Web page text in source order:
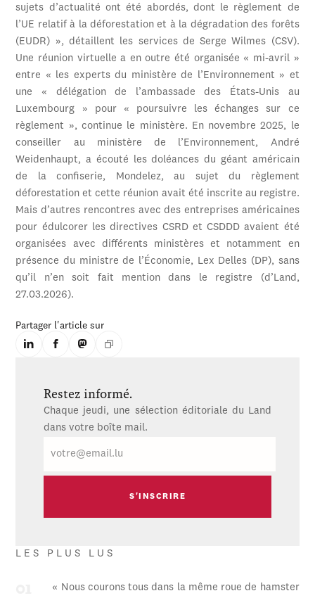
sujets d’actualité ont été abordés, dont le règlement de
l’UE relatif à la déforestation et à la dégradation des forêts
(EUDR) », détaillent les services de Serge Wilmes (CSV).
Une réunion virtuelle a en outre été organisée « mi-avril »
entre « les experts du ministère de l’Environnement » et
une « délégation de l’ambassade des États-Unis au
Luxembourg » pour « poursuivre les échanges sur ce
règlement », continue le ministère. En novembre 2025, le
conseiller au ministère de l’Environnement, André
Weidenhaupt, a écouté les doléances du géant américain
de la confiserie, Mondelez, au sujet du règlement
déforestation et cette réunion avait été inscrite au registre.
Mais d’autres rencontres avec des entreprises américaines
pour édulcorer les directives CSRD et CSDDD avaient été
organisées avec différents ministères et notamment en
présence du ministre de l’Économie, Lex Delles (DP), sans
qu’il n’en soit fait mention dans le registre (d’Land,
27.03.2026).
Partager l'article sur
Restez informé.
Chaque jeudi, une sélection éditoriale du Land
dans votre boîte mail.
mail
LES PLUS LUS
« Nous courons tous dans la même roue de hamster